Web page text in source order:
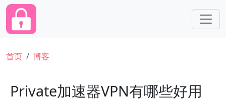
跳转到主要内容
面包屑
首页 博客
Private加速器VPN有哪些好用